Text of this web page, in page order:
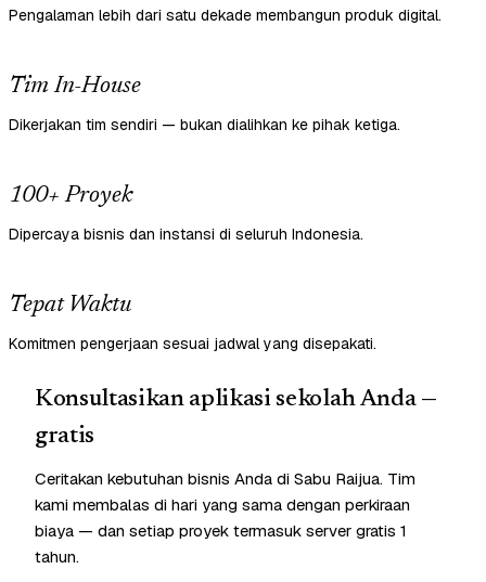
Pengalaman lebih dari satu dekade membangun produk digital.
Tim In-House
Dikerjakan tim sendiri — bukan dialihkan ke pihak ketiga.
100+ Proyek
Dipercaya bisnis dan instansi di seluruh Indonesia.
Tepat Waktu
Komitmen pengerjaan sesuai jadwal yang disepakati.
Konsultasikan aplikasi sekolah Anda —
gratis
Ceritakan kebutuhan bisnis Anda di Sabu Raijua. Tim
kami membalas di hari yang sama dengan perkiraan
biaya — dan setiap proyek termasuk server gratis 1
tahun.